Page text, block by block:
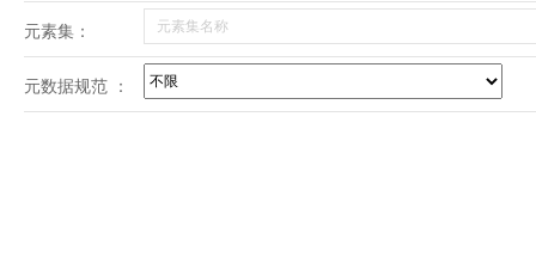
元素集：
元数据规范 ：